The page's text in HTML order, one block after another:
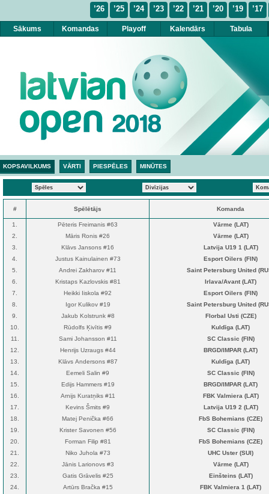
’17
’19
’20
’21
’22
’23
’24
’25
’26
Sākums Komandas Playoff Kalendārs Tabula
KOPSAVILKUMS VĀRTI PIESPĒLES MINŪTES
# Spēlētājs Komanda
1. Pēteris Freimanis #63
Vārme (LAT)
2.
Māris Ronis #26
Vārme (LAT)
3.
Klāvs Jansons #16
Latvija U19 1 (LAT)
4.
Justus Kainulainen #73
Esport Oilers (FIN)
5.
Andrei Zakharov #11
Saint Petersburg United
6.
Kristaps Kazlovskis #81
Irlava/Avant (LAT)
7.
Heikki Iiskola #92
Esport Oilers (FIN)
8.
Igor Kulikov #19
Saint Petersburg United
9.
Jakub Kolstrunk #8
Florbal Usti (CZE)
10.
Rūdolfs Ķivītis #9
Kuldīga (LAT)
11.
Sami Johansson #11
SC Classic (FIN)
12.
Henrijs Uzraugs #44
BRGD/IMPAR (LAT)
13.
Klāvs Andersons #87
Kuldīga (LAT)
14.
Eemeli Salin #9
SC Classic (FIN)
15.
Edijs Hammers #19
BRGD/IMPAR (LAT)
16.
Arnijs Kuratņiks #11
FBK Valmiera (LAT)
17.
Kevins Šmits #9
Latvija U19 2 (LAT)
18.
Matej Penička #66
FbS Bohemians (CZE)
19.
Krister Savonen #56
SC Classic (FIN)
20.
Forman Filip #81
FbS Bohemians (CZE)
21.
Niko Juhola #73
UHC Uster (SUI)
22.
Jānis Larionovs #3
Vārme (LAT)
23.
Gatis Grāvelis #25
Einšteins (LAT)
24.
Artūrs Bračka #15
FBK Valmiera 1 (LAT)